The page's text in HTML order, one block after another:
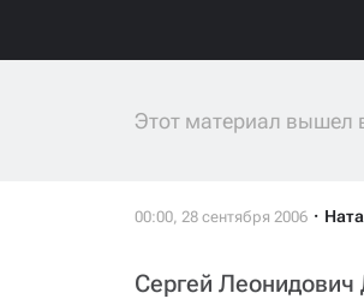
Этот материал вышел
Сергей